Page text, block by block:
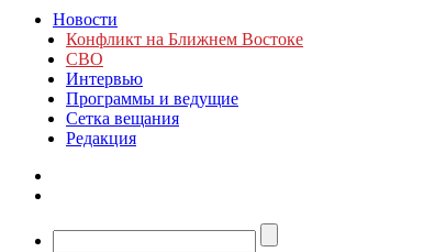
Новости
Конфликт на Ближнем Востоке
СВО
Интервью
Программы и ведущие
Сетка вещания
Редакция